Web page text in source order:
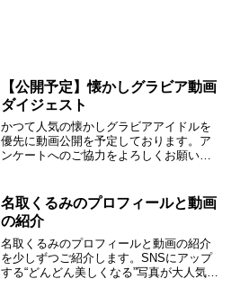
【公開予定】懐かしグラビア動画
ダイジェスト
かつて人気の懐かしグラビアアイドルを
優先に動画公開を予定しております。ア
ンケートへのご協力をよろしくお願いい
名取くるみのプロフィールと動画
の紹介
名取くるみのプロフィールと動画の紹介
を少しずつご紹介します。SNSにアップ
する“どんどん美しくなる”写真が大人気、